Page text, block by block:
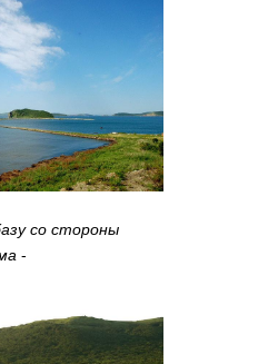
со стороны
-